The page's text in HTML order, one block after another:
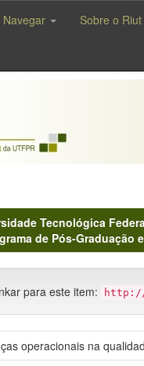
Navegar Sobre o Riut
Tecnológica
de Pós-Graduação
para este item:
operacionais na